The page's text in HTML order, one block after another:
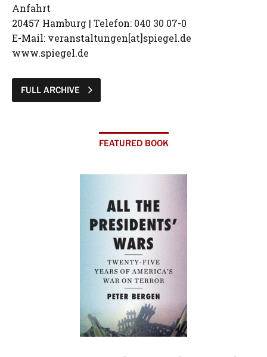
Anfahrt
20457 Hamburg | Telefon: 040 30 07-0
E-Mail: veranstaltungen[at]spiegel.de
www.spiegel.de
FULL ARCHIVE
FEATURED BOOK